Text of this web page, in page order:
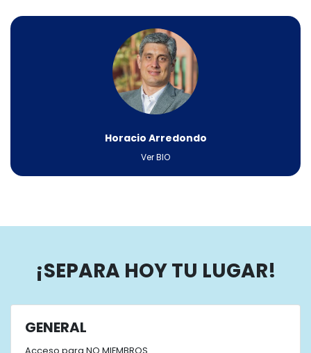
Horacio Arredondo
Ver BIO
¡SEPARA HOY TU LUGAR!
GENERAL
Acceso para NO MIEMBROS